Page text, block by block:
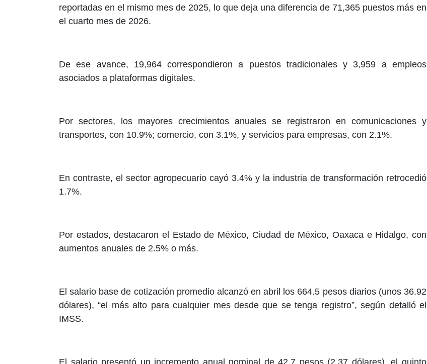
reportadas en el mismo mes de 2025, lo que deja una diferencia de 71,365 puestos más en
el cuarto mes de 2026.
De ese avance, 19,964 correspondieron a puestos tradicionales y 3,959 a empleos
asociados a plataformas digitales.
Por sectores, los mayores crecimientos anuales se registraron en comunicaciones y
transportes, con 10.9%; comercio, con 3.1%, y servicios para empresas, con 2.1%.
En contraste, el sector agropecuario cayó 3.4% y la industria de transformación retrocedió
1.7%.
Por estados, destacaron el Estado de México, Ciudad de México, Oaxaca e Hidalgo, con
aumentos anuales de 2.5% o más.
El salario base de cotización promedio alcanzó en abril los 664.5 pesos diarios (unos 36.92
dólares), “el más alto para cualquier mes desde que se tenga registro”, según detalló el
IMSS.